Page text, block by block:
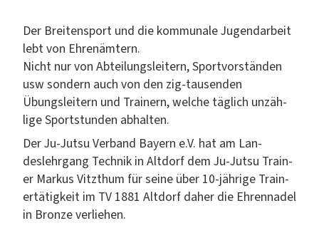
Der Bre­it­en­sport und die kom­mu­nale Jugen­dar­beit
lebt von Ehrenämtern.
Nicht nur von Abteilungsleit­ern, Sportvorstän­den
usw son­dern auch von den zig-tausenden
Übungsleit­ern und Train­ern, welche täglich unzäh­
lige Sport­stun­den abhalten.
Der Ju-Jut­su Ver­band Bay­ern e.V. hat am Lan­
deslehrgang Tech­nik in Alt­dorf dem Ju-Jut­su Train­
er Markus Vitzthum für seine über 10-jährige Train­
ertätigkeit im TV 1881 Alt­dorf daher die Ehren­nadel
in Bronze verliehen.